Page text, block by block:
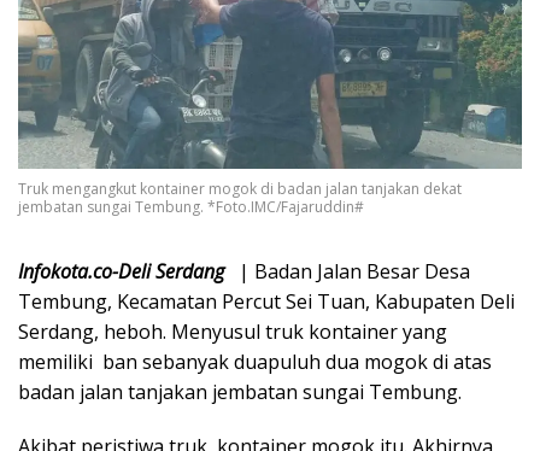
Truk mengangkut kontainer mogok di badan jalan tanjakan dekat
jembatan sungai Tembung. *Foto.IMC/Fajaruddin#
Infokota.co-Deli Serdang| Badan Jalan Besar Desa
Tembung, Kecamatan Percut Sei Tuan, Kabupaten Deli
Serdang, heboh. Menyusul truk kontainer yang
memiliki ban sebanyak duapuluh dua mogok di atas
badan jalan tanjakan jembatan sungai Tembung.